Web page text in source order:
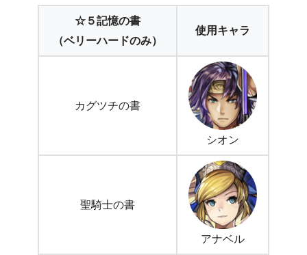
☆５記憶の書
（ベリーハードのみ）
使用キャラ
カグツチの書
シオン
聖騎士の書
アナベル